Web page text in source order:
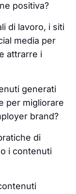
positiva?
di lavoro, i siti
media per
attrarre i
generati
per migliorare
brand?
di
i contenuti